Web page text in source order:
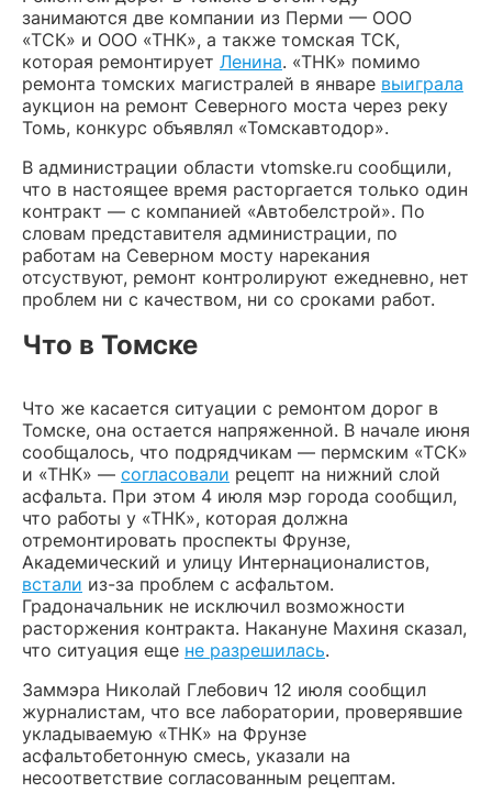
занимаются две компании из Перми — ООО
«ТСК» и ООО «ТНК», а также томская ТСК,
которая ремонтирует Ленина. «ТНК» помимо
ремонта томских магистралей в январе выиграла
аукцион на ремонт Северного моста через реку
Томь, конкурс объявлял «Томскавтодор».
В администрации области vtomske.ru сообщили,
что в настоящее время расторгается только один
контракт — с компанией «Автобелстрой». По
словам представителя администрации, по
работам на Северном мосту нарекания
отсуствуют, ремонт контролируют ежедневно, нет
проблем ни с качеством, ни со сроками работ.
Что в Томске
Что же касается ситуации с ремонтом дорог в
Томске, она остается напряженной. В начале июня
сообщалось, что подрядчикам — пермским «ТСК»
и «ТНК» — согласовали рецепт на нижний слой
асфальта. При этом 4 июля мэр города сообщил,
что работы у «ТНК», которая должна
отремонтировать проспекты Фрунзе,
Академический и улицу Интернационалистов,
встали из-за проблем с асфальтом.
Градоначальник не исключил возможности
расторжения контракта. Накануне Махиня сказал,
что ситуация еще не разрешилась.
Заммэра Николай Глебович 12 июля сообщил
журналистам, что все лаборатории, проверявшие
укладываемую «ТНК» на Фрунзе
асфальтобетонную смесь, указали на
несоответствие согласованным рецептам.